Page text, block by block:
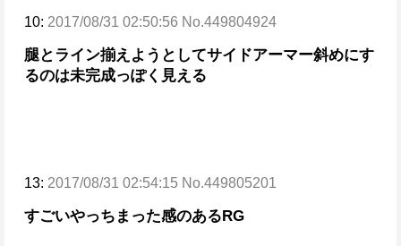
10: 2017/08/31 02:50:56 No.449804924
腿とライン揃えようとしてサイドアーマー斜めにす
るのは未完成っぽく見える
13: 2017/08/31 02:54:15 No.449805201
すごいやっちまった感のあるRG